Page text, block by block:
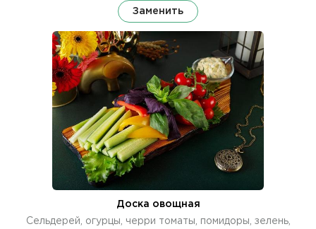
Заменить
Доска овощная
Сельдерей, огурцы, черри томаты, помидоры, зелень,